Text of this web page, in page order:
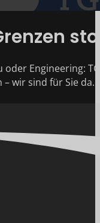
Engineering:
wir sind für Sie da.